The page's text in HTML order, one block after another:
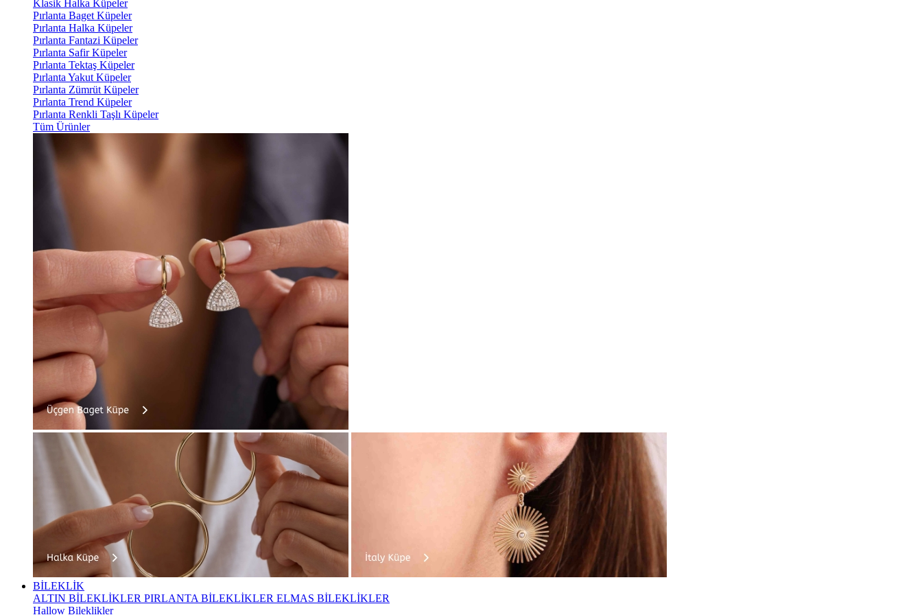
Klasik Halka Küpeler
Pırlanta Baget Küpeler
Pırlanta Halka Küpeler
Pırlanta Fantazi Küpeler
Pırlanta Safir Küpeler
Pırlanta Tektaş Küpeler
Pırlanta Yakut Küpeler
Pırlanta Zümrüt Küpeler
Pırlanta Trend Küpeler
Pırlanta Renkli Taşlı Küpeler
Tüm Ürünler
BİLEKLİK
ALTIN BİLEKLİKLER PIRLANTA BİLEKLİKLER ELMAS BİLEKLİKLER
Hallow Bileklikler